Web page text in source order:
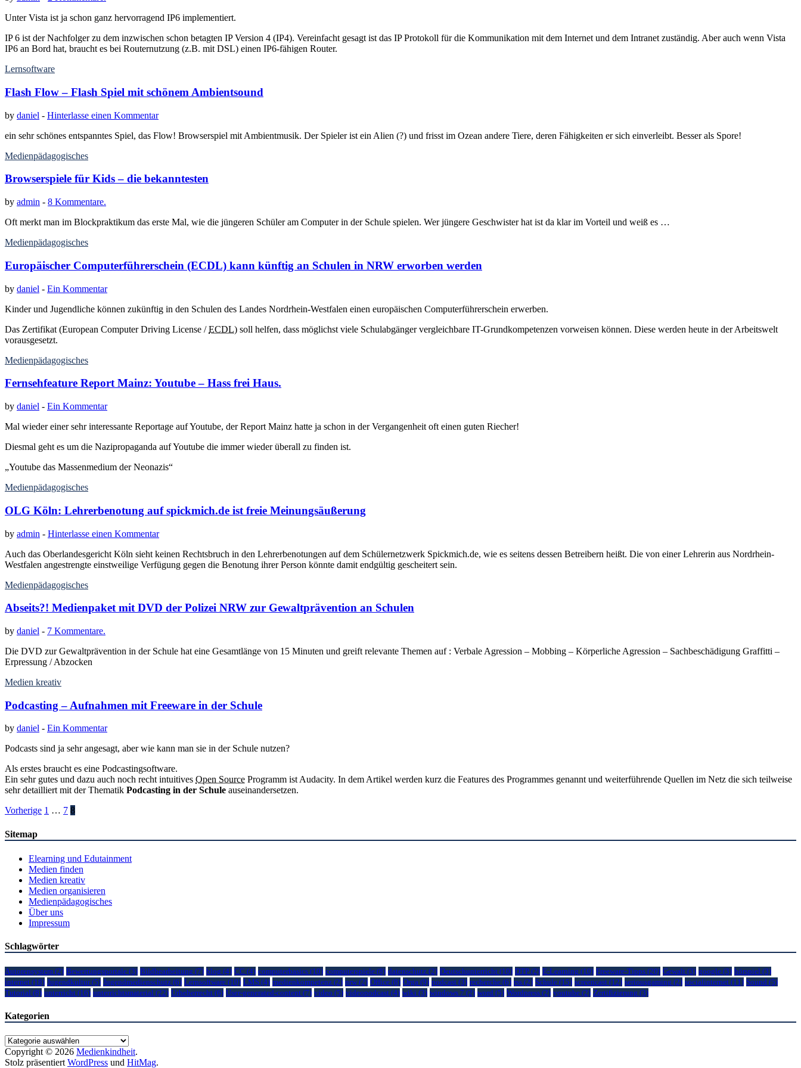
Unter Vista ist ja schon ganz hervorragend IP6 implementiert.
IP 6 ist der Nachfolger zu dem inzwischen schon betagten IP Version 4 (IP4). Vereinfacht gesagt ist das IP Protokoll für die Kommunikation mit dem Internet und dem Intranet zuständig. Aber auch wenn Vista
IP6 an Bord hat, braucht es bei Routernutzung (z.B. mit DSL) einen IP6-fähigen Router.
Lernsoftware
Flash Flow – Flash Spiel mit schönem Ambientsound
by daniel - Hinterlasse einen Kommentar
ein sehr schönes entspanntes Spiel, das Flow! Browserspiel mit Ambientmusik. Der Spieler ist ein Alien (?) und frisst im Ozean andere Tiere, deren Fähigkeiten er sich einverleibt. Besser als Spore!
Medienpädagogisches
Browserspiele für Kids – die bekanntesten
by admin - 8 Kommentare.
Oft merkt man im Blockpraktikum das erste Mal, wie die jüngeren Schüler am Computer in der Schule spielen. Wer jüngere Geschwister hat ist da klar im Vorteil und weiß es …
Medienpädagogisches
Europäischer Computerführerschein (ECDL) kann künftig an Schulen in NRW erworben werden
by daniel - Ein Kommentar
Kinder und Jugendliche können zukünftig in den Schulen des Landes Nordrhein-Westfalen einen europäischen Computerführerschein erwerben.
Das Zertifikat (European Computer Driving License /ECDL) soll helfen, dass möglichst viele Schulabgänger vergleichbare IT-Grundkompetenzen vorweisen können. Diese werden heute in der Arbeitswelt
vorausgesetzt.
Medienpädagogisches
Fernsehfeature Report Mainz: Youtube – Hass frei Haus.
by daniel - Ein Kommentar
Mal wieder einer sehr interessante Reportage auf Youtube, der Report Mainz hatte ja schon in der Vergangenheit oft einen guten Riecher!
Diesmal geht es um die Nazipropaganda auf Youtube die immer wieder überall zu finden ist.
„Youtube das Massenmedium der Neonazis“
Medienpädagogisches
OLG Köln: Lehrerbenotung auf spickmich.de ist freie Meinungsäußerung
by admin - Hinterlasse einen Kommentar
Auch das Oberlandesgericht Köln sieht keinen Rechtsbruch in den Lehrerbenotungen auf dem Schülernetzwerk Spickmich.de, wie es seitens dessen Betreibern heißt. Die von einer Lehrerin aus Nordrhein-
Westfalen angestrengte einstweilige Verfügung gegen die Benotung ihrer Person könnte damit endgültig gescheitert sein.
Medienpädagogisches
Abseits?! Medienpaket mit DVD der Polizei NRW zur Gewaltprävention an Schulen
by daniel - 7 Kommentare.
Die DVD zur Gewaltprävention in der Schule hat eine Gesamtlänge von 15 Minuten und greift relevante Themen auf : Verbale Agression – Mobbing – Körperliche Agression – Sachbeschädigung Graffitti –
Erpressung / Abzocken
Medien kreativ
Podcasting – Aufnahmen mit Freeware in der Schule
by daniel - Ein Kommentar
Podcasts sind ja sehr angesagt, aber wie kann man sie in der Schule nutzen?
Als erstes braucht es eine Podcastingsoftware.
Ein sehr gutes und dazu auch noch recht intuitives Open Source Programm ist Audacity. In dem Artikel werden kurz die Features des Programmes genannt und weiterführende Quellen im Netz die sich teilweise
sehr detailliert mit der Thematik Podcasting in der Schule auseinandersetzen.
Seitennummerierung
der
Beiträge
Vorherige 1 … 7 8
Sitemap
Elearning und Edutainment
Medien finden
Medien kreativ
Medien organisieren
Medienpädagogisches
Über uns
Impressum
Schlagwörter
Autorensystem (2) Bewertungsportale (3) Bildbearbeitung (7) blog (4) CC (4) computerbasics (10) computerspiele (8) datenschutz (2) Deutschunterricht (10) DTP (2) E-Learning (10) Freeware-Tipps (20) Gewalt (3) google (3) hörspiel (3)
internet (18) Jugendkultur(5) Jugendmedienschutz (6) Lernsoftware (10) LMS (4) medienkompetenz (2) nrw (2) Office (8) Orga (9) podcast (3) recherche (6) rss (2) Schule (15) screencast (12) seriousgaming (2) socialinternet (11) Sound (5)
Tutorial (8) unterricht (16) unterrichtsmaterial (22) Urheberrecht (6) User-generated-content (7) video (5) videopodcast (4) wiki (3) windows 7 (2) word (5) Wordpress (2) youtube (2) Zertifizierung (3)
Kategorien
Kategorien
Copyright © 2026 Medienkindheit.
Stolz präsentiert WordPress und HitMag.